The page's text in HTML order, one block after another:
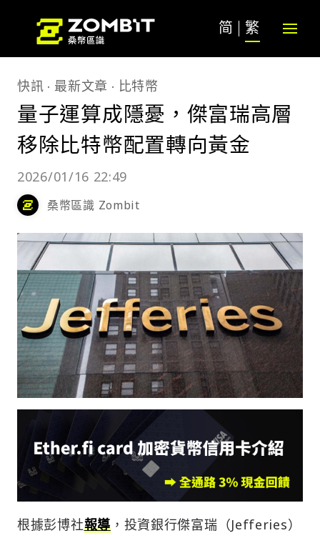
简 繁
快訊 最新文章 比特幣
量子運算成隱憂，傑富瑞高層
移除比特幣配置轉向黃金
2026/01/16 22:49
桑幣區識 Zombit
根據彭博社報導，投資銀行傑富瑞（Jefferies）